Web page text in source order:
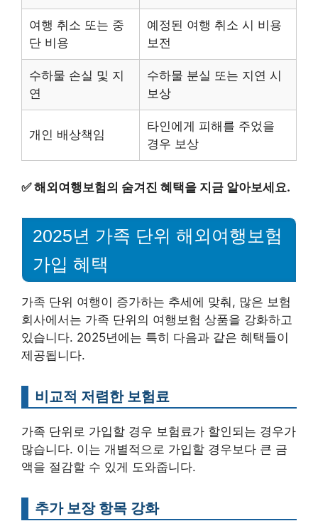
여행 취소 또는 중
단 비용
예정된 여행 취소 시 비용
보전
수하물 손실 및 지
연
수하물 분실 또는 지연 시
보상
개인 배상책임
타인에게 피해를 주었을
경우 보상
✅해외여행보험의 숨겨진 혜택을 지금 알아보세요.
2025년 가족 단위 해외여행보험
가입 혜택
가족 단위 여행이 증가하는 추세에 맞춰, 많은 보험
회사에서는 가족 단위의 여행보험 상품을 강화하고
있습니다. 2025년에는 특히 다음과 같은 혜택들이
제공됩니다.
비교적 저렴한 보험료
가족 단위로 가입할 경우 보험료가 할인되는 경우가
많습니다. 이는 개별적으로 가입할 경우보다 큰 금
액을 절감할 수 있게 도와줍니다.
추가 보장 항목 강화